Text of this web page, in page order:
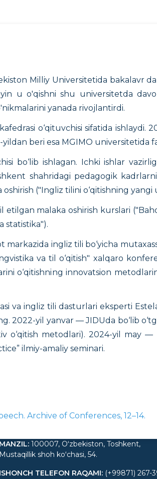
Milliy Universitetida bakalavr
u o'qishni shu universitetda
yanada rivojlantirdi.
o‘qituvchisi sifatida ishlaydi.
beri esa MGIMO universitetida
bo‘lib ishlagan. Ichki ishlar
shahridagi pedagogik
("Ingliz tilini o‘qitishning yangi
malaka oshirish kurslari
statistika").
ingliz tili bo‘yicha
va til o‘qitish" xalqaro
o‘qitishning innovatsion
va ingliz tili dasturlari eksperti
2022-yil yanvar — JIDUda bo‘lib
o‘qitish metodlari). 2024-yil may
ilmiy-amaliy seminari.
Archive of Conferences, 12–14.
MANZIL: 100007, Oʻzbekiston, Toshkent,
Mustaqillik shoh koʻchasi, 54.
ISHONCH TELEFON RAQAMI: (+99871) 267-